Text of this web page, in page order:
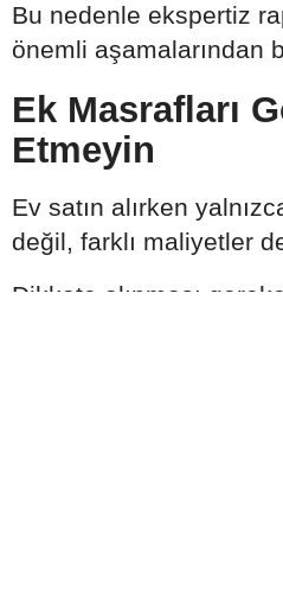
Bu nedenle ekspertiz
önemli aşamalarından
Ek Masrafları
Etmeyin
Ev satın alırken
değil, farklı maliyetler
Dikkate alınması